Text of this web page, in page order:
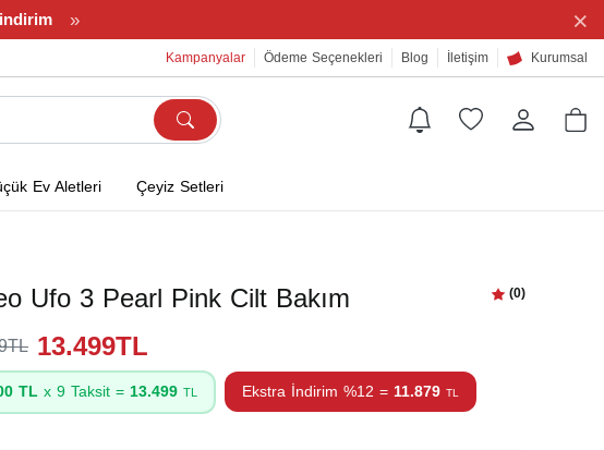
» ×
Kampanyalar Ödeme Seçenekleri Blog İletişim Kurumsal
Ev Aletleri Çeyiz Setleri
Ufo 3 Pearl Pink Cilt Bakım (0)
13.499TL
TLx 9 Taksit = 13.499 TL Ekstra İndirim %12 = 11.879 TL